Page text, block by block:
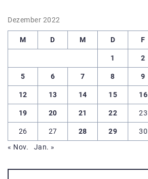
Dezember 2022
M D M D F
1 2
5 6 7 8 9
12 13 14 15 16
19 20 21 22 23
26 27 28 29 30
« Nov.
Jan. »